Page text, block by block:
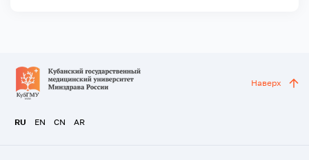
RU EN CN AR
Наверх